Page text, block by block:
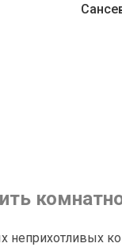
неприхотливых